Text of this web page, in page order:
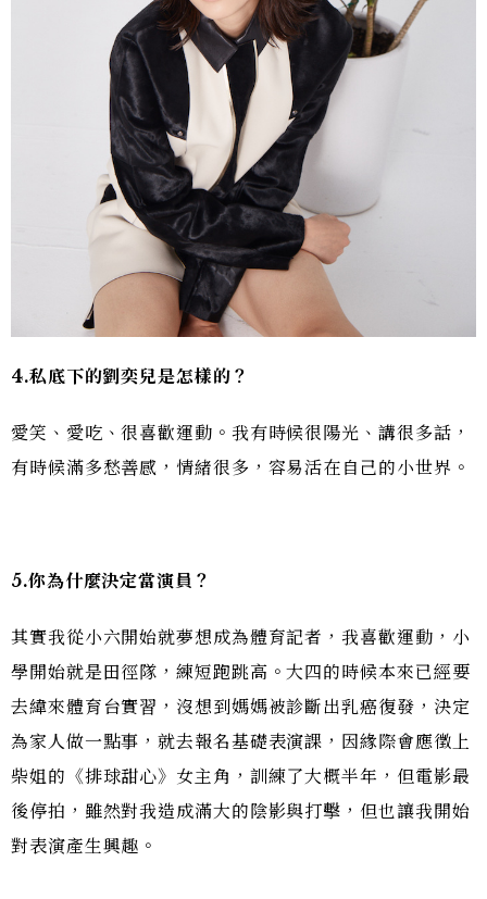
4.私底下的劉奕兒是怎樣的？
愛笑、愛吃、很喜歡運動。我有時候很陽光、講很多話，
有時候滿多愁善感，情緒很多，容易活在自己的小世界。
5.你為什麼決定當演員？
其實我從小六開始就夢想成為體育記者，我喜歡運動，小
學開始就是田徑隊，練短跑跳高。大四的時候本來已經要
去緯來體育台實習，沒想到媽媽被診斷出乳癌復發，決定
為家人做一點事，就去報名基礎表演課，因緣際會應徵上
柴姐的《排球甜心》女主角，訓練了大概半年，但電影最
後停拍，雖然對我造成滿大的陰影與打擊，但也讓我開始
對表演產生興趣。